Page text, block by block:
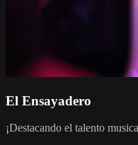
El Ensayadero
¡Destacando el talento